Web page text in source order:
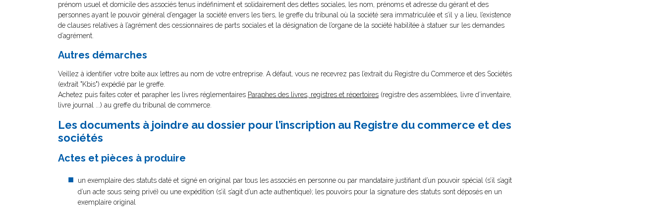
prénom usuel et domicile des associés tenus indéfiniment et solidairement des dettes sociales, les nom, prénoms et adresse du gérant et des
personnes ayant le pouvoir général d’engager la société envers les tiers, le greffe du tribunal où la société sera immatriculée et s’il y a lieu, l’existence
de clauses relatives à l’agrément des cessionnaires de parts sociales et la désignation de l’organe de la société habilitée à statuer sur les demandes
d’agrément.
Autres démarches
Veillez à identifier votre boîte aux lettres au nom de votre entreprise. A défaut, vous ne recevrez pas l’extrait du Registre du Commerce et des Sociétés
(extrait "Kbis") expédié par le greffe.
Achetez puis faites coter et parapher les livres réglementaires Paraphes des livres, registres et répertoires (registre des assemblées, livre d’inventaire,
livre journal ...) au greffe du tribunal de commerce.
Les documents à joindre au dossier pour l’inscription au Registre du commerce et des
sociétés
Actes et pièces à produire
un exemplaire des statuts daté et signé en original par tous les associés en personne ou par mandataire justifiant d’un pouvoir spécial (s’il s’agit
d’un acte sous seing privé) ou une expédition (s’il s’agit d’un acte authentique); les pouvoirs pour la signature des statuts sont déposés en un
exemplaire original